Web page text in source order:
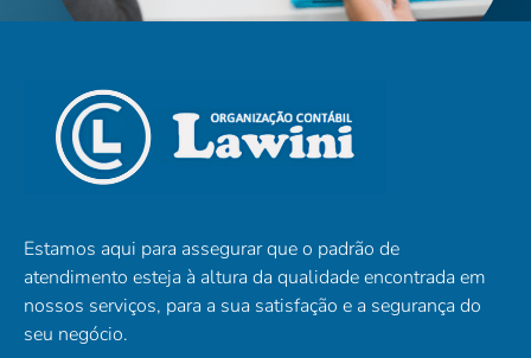
Estamos aqui para assegurar que o padrão de
atendimento esteja à altura da qualidade encontrada em
nossos serviços, para a sua satisfação e a segurança do
seu negócio.